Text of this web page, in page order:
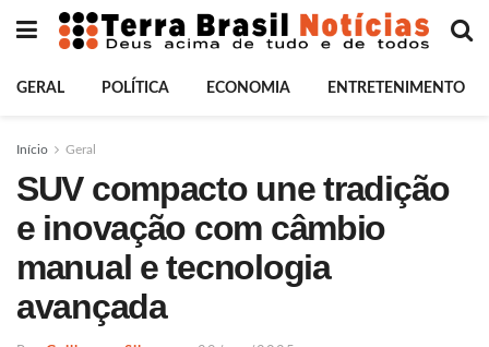
GERAL POLÍTICA ECONOMIA ENTRETENIMENTO
Início Geral
SUV compacto une tradição
e inovação com câmbio
manual e tecnologia
avançada